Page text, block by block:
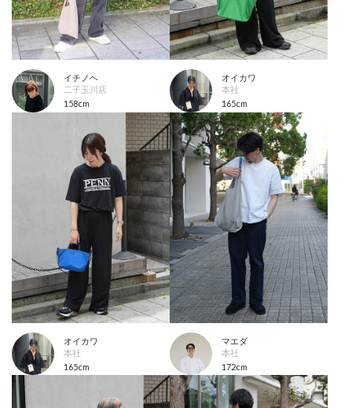
イチノヘ
二子玉川店
158cm
オイカワ
本社
165cm
オイカワ
本社
165cm
マエダ
本社
172cm